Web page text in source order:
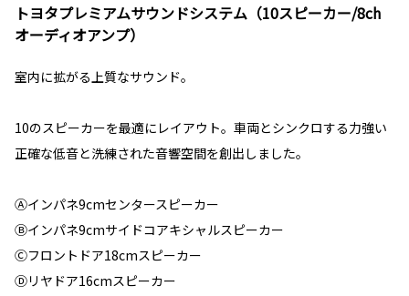
トヨタプレミアムサウンドシステム（10スピーカー/8ch
オーディオアンプ）
室内に拡がる上質なサウンド。
10のスピーカーを最適にレイアウト。車両とシンクロする力強い
正確な低音と洗練された音響空間を創出しました。
Ⓐインパネ9cmセンタースピーカー
Ⓑインパネ9cmサイドコアキシャルスピーカー
Ⓒフロントドア18cmスピーカー
Ⓓリヤドア16cmスピーカー